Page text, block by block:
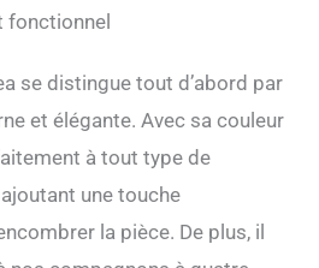
chat et de cache-litière, il
qui leur est propre et
un coin de 104 x 61 cm, une
véritable solution gain de
les griffes] Ce griffoir à
plusieurs niveaux facilite
fonctionnel
se distingue tout d’abord par
et élégante. Avec sa couleur
à tout type de
une touche
la pièce. De plus, il